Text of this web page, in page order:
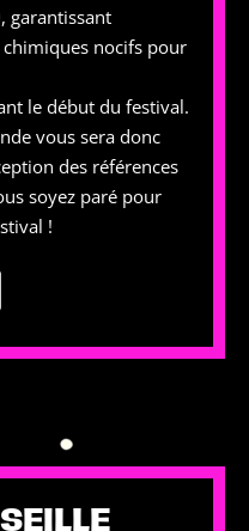
, garantissant
chimiques nocifs pour
le début du festival.
vous sera donc
des références
soyez paré pour
!